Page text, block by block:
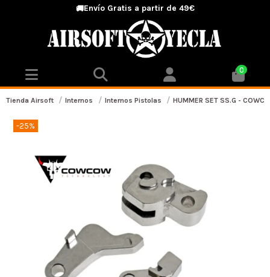
🚚Envío Gratis a partir de 49€
0
Tienda Airsoft Internos Internos Pistolas HUMMER SET SS.G -
-25%